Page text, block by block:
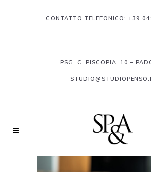
CONTATTO TELEFONICO: +39
PSG. C. PISCOPIA, 10 –